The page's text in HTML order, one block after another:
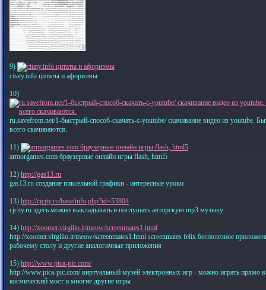
9)
citaty.info цитаты и афоризмы
10)
ru.savefrom.net/1-быстрый-способ-скачать-с-youtube/ скачивание видео из youtube.
всего скачиваются.
11)
armorgames.com браузерные онлайн игры flash, html5
12) http://gas13.ru
gas13.ru создание пиксельной графики - интересные уроки
13) http://cjcity.ru/base/info.php?id=53804
cjcity.ru здесь можно выкладывать и послушать авторскую mp3 музыку
14) http://xoomer.virgilio.it/meow/screenmates1.html
http://xoomer.virgilio.it/meow/screenmates1.html screenmates felix бесполезное
рабочему столу и другие аналогичные приложения
15) http://www.pica-pic.com/
http://www.pica-pic.com/ виртуальный музей электронных игр - можно играть прямо в
космический мост и многие другие игры